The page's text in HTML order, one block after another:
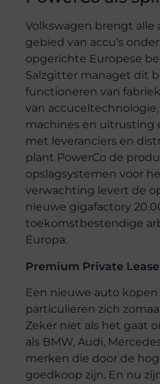
Volkswagen brengt
gebied van accu’s
opgerichte Europese
Salzgitter managet dit
functioneren van
van
machines en uitrusting
met leveranciers en
plant PowerCo de
opslagsystemen voor
verwachting levert de
nieuwe gigafactory
toekomstbestendige
Europa.
Premium Private
Een nieuwe auto kopen
particulieren zich
Zeker niet als het gaat
als BMW, Audi,
merken die door de
goedkoop zijn. En nu